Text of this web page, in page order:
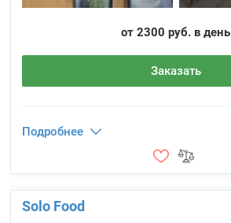
от 2300 руб. в день
Заказать
Подробнее
Solo Food